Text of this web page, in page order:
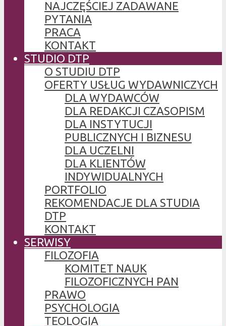
NAJCZĘŚCIEJ ZADAWANE
PYTANIA
PRACA
KONTAKT
STUDIO DTP
O STUDIU DTP
OFERTY USŁUG WYDAWNICZYCH
DLA WYDAWCÓW
DLA REDAKCJI CZASOPISM
DLA INSTYTUCJI
PUBLICZNYCH I BIZNESU
DLA UCZELNI
DLA KLIENTÓW
INDYWIDUALNYCH
PORTFOLIO
REKOMENDACJE DLA STUDIA
DTP
KONTAKT
SERWISY
FILOZOFIA
KOMITET NAUK
FILOZOFICZNYCH PAN
PRAWO
PSYCHOLOGIA
TEOLOGIA